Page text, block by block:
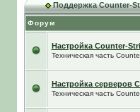
Поддержка Counter-
Форум
Настройка Counter-
Техническая часть
Настройка серверов
Техническая часть